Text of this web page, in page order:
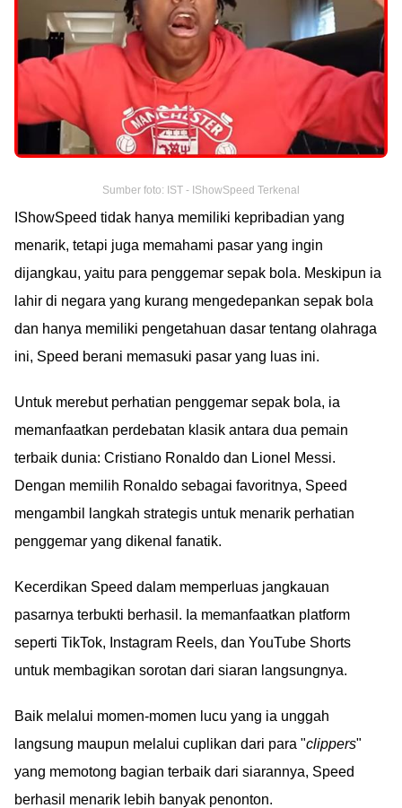
Sumber foto: IST - IShowSpeed Terkenal
IShowSpeed tidak hanya memiliki kepribadian yang
menarik, tetapi juga memahami pasar yang ingin
dijangkau, yaitu para penggemar sepak bola. Meskipun ia
lahir di negara yang kurang mengedepankan sepak bola
dan hanya memiliki pengetahuan dasar tentang olahraga
ini, Speed berani memasuki pasar yang luas ini.
Untuk merebut perhatian penggemar sepak bola, ia
memanfaatkan perdebatan klasik antara dua pemain
terbaik dunia: Cristiano Ronaldo dan Lionel Messi.
Dengan memilih Ronaldo sebagai favoritnya, Speed
mengambil langkah strategis untuk menarik perhatian
penggemar yang dikenal fanatik.
Kecerdikan Speed dalam memperluas jangkauan
pasarnya terbukti berhasil. Ia memanfaatkan platform
seperti TikTok, Instagram Reels, dan YouTube Shorts
untuk membagikan sorotan dari siaran langsungnya.
Baik melalui momen-momen lucu yang ia unggah
langsung maupun melalui cuplikan dari para "clippers"
yang memotong bagian terbaik dari siarannya, Speed
berhasil menarik lebih banyak penonton.